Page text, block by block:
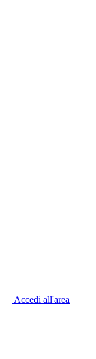
Accedi all'area